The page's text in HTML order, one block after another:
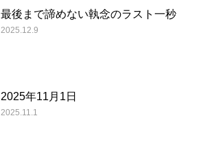
最後まで諦めない執念のラスト一秒
2025.12.9
2025年11月1日
2025.11.1